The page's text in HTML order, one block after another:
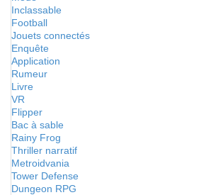
Inclassable
Football
Jouets connectés
Enquête
Application
Rumeur
Livre
VR
Flipper
Bac à sable
Rainy Frog
Thriller narratif
Metroidvania
Tower Defense
Dungeon RPG